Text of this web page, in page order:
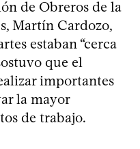
de Obreros de la
Martín Cardozo,
estaban “cerca
que el
importantes
la mayor
de trabajo.